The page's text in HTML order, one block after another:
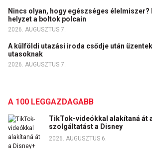
Nincs olyan, hogy egészséges élelmiszer?
helyzet a boltok polcain
2026. AUGUSZTUS 7.
A külföldi utazási iroda csődje után
utasoknak
2026. AUGUSZTUS 7.
A 100 LEGGAZDAGABB
TikTok-videókkal alakítaná át
szolgáltatást a Disney
2026. AUGUSZTUS 6.